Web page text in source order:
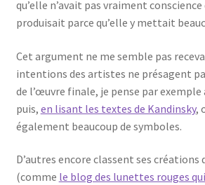
qu’elle n’avait pas vraiment conscience
produisait parce qu’elle y mettait
Cet argument ne me semble pas
intentions des artistes ne présagent
de l’œuvre finale, je pense par exemple
puis, en lisant les textes de Kandinsky,
également beaucoup de symboles.
D’autres encore classent ses créations
(comme le blog des lunettes rouges